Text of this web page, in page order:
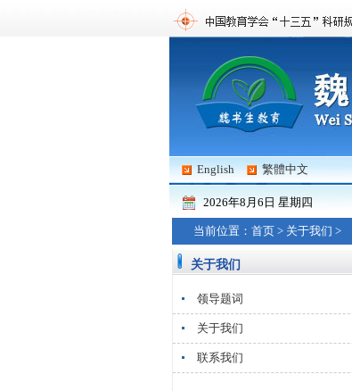
English 繁體中文
2026年8月6日 星期四
魏书生讲座视频合辑 2017/2/10
当前位置： 首页 > 关于我们 >
关于我们
领导题词
关于我们
联系我们